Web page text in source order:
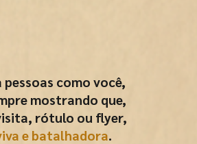
pessoas como você,
mostrando que,
rótulo ou flyer,
e batalhadora.